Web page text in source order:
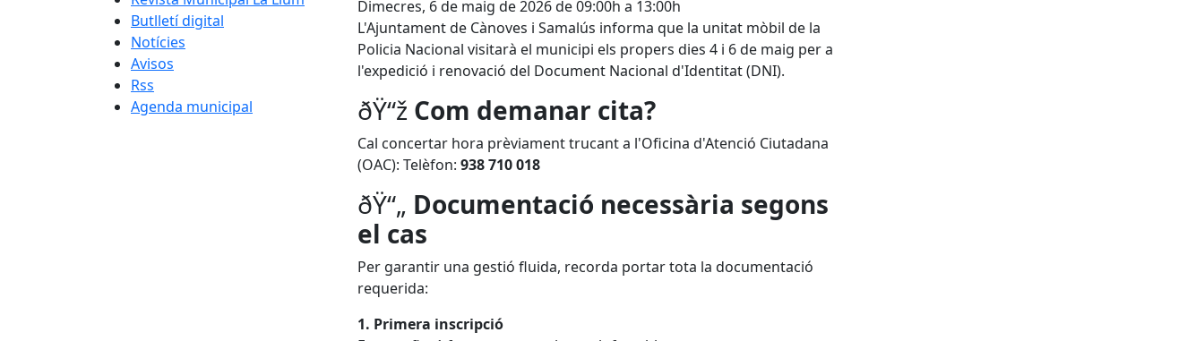
Butlletí digital
Notícies
Avisos
Rss
Agenda municipal
Dimecres, 6 de maig de 2026 de 09:00h a 13:00h
L'Ajuntament de Cànoves i Samalús informa que la unitat mòbil de la
Policia Nacional visitarà el municipi els propers dies 4 i 6 de maig per a
l'expedició i renovació del Document Nacional d'Identitat (DNI).
ðŸ“ž Com demanar cita?
Cal concertar hora prèviament trucant a l'Oficina d'Atenció Ciutadana
(OAC): Telèfon: 938 710 018
ðŸ“„ Documentació necessària segons
el cas
Per garantir una gestió fluida, recorda portar tota la documentació
requerida:
1. Primera inscripció